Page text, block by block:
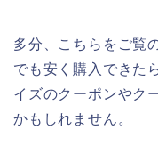
多分、こちらをご覧
でも安く購入できた
イズのクーポンやク
かもしれません。